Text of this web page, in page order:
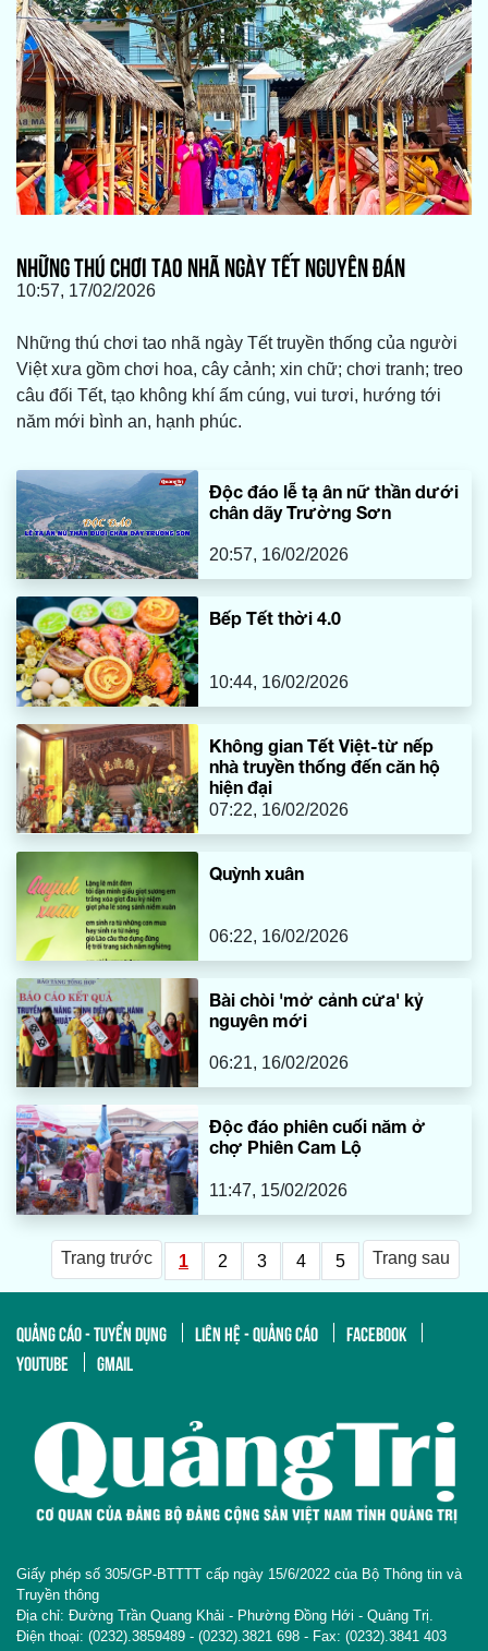
NHỮNG THÚ CHƠI TAO NHÃ NGÀY TẾT NGUYÊN ĐÁN
10:57, 17/02/2026
Những thú chơi tao nhã ngày Tết truyền thống của người
Việt xưa gồm chơi hoa, cây cảnh; xin chữ; chơi tranh; treo
câu đối Tết, tạo không khí ấm cúng, vui tươi, hướng tới
năm mới bình an, hạnh phúc.
Độc đáo lễ tạ ân nữ thần dưới
chân dãy Trường Sơn
20:57, 16/02/2026
Bếp Tết thời 4.0
10:44, 16/02/2026
Không gian Tết Việt-từ nếp
nhà truyền thống đến căn hộ
hiện đại
07:22, 16/02/2026
Quỳnh xuân
06:22, 16/02/2026
Bài chòi 'mở cảnh cửa' kỷ
nguyên mới
06:21, 16/02/2026
Độc đáo phiên cuối năm ở
chợ Phiên Cam Lộ
11:47, 15/02/2026
Trang trước 1 2 3 4 5 Trang sau
QUẢNG CÁO - TUYỂN DỤNG LIÊN HỆ - QUẢNG CÁO
FACEBOOK
YOUTUBE
GMAIL
Giấy phép số 305/GP-BTTTT cấp ngày 15/6/2022 của Bộ Thông tin và
Truyền thông
Địa chỉ: Đường Trần Quang Khải - Phường Đồng Hới - Quảng Trị.
Điện thoại: (0232).3859489 - (0232).3821 698 - Fax: (0232).3841 403